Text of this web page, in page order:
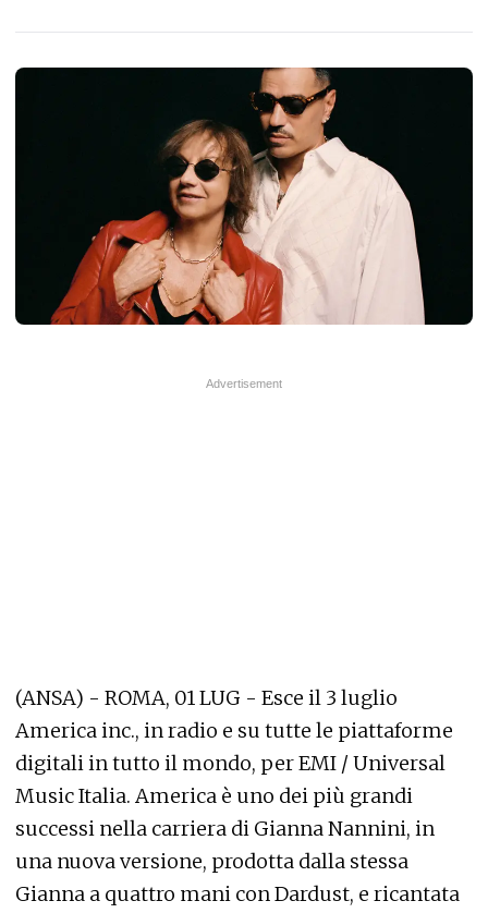
(ANSA) - ROMA, 01 LUG - Esce il 3 luglio
America inc., in radio e su tutte le piattaforme
digitali in tutto il mondo, per EMI / Universal
Music Italia. America è uno dei più grandi
successi nella carriera di Gianna Nannini, in
una nuova versione, prodotta dalla stessa
Gianna a quattro mani con Dardust, e ricantata